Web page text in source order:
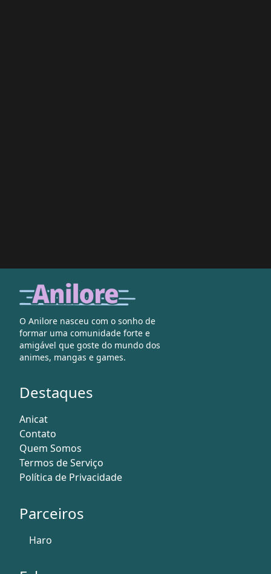
O Anilore nasceu com o sonho de
formar uma comunidade forte e
amigável que goste do mundo dos
animes, mangas e games.
Destaques
Anicat
Contato
Quem Somos
Termos de Serviço
Política de Privacidade
Parceiros
Haro